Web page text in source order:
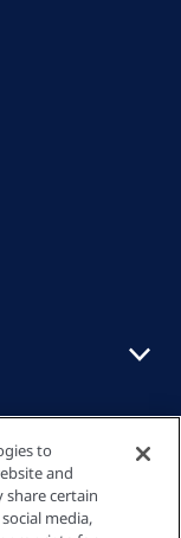
to
and
share certain
media,